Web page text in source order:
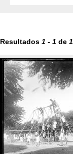
Resultados 1 - 1 de 1